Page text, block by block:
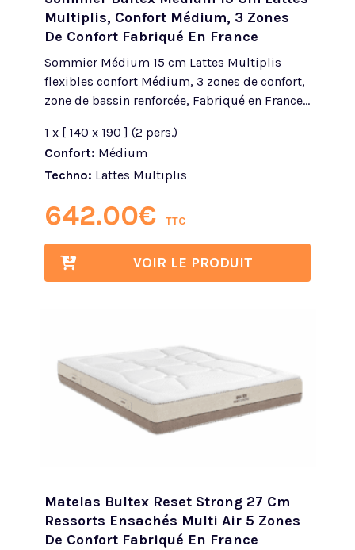
Multiplis, Confort Médium, 3 Zones
De Confort Fabriqué En France
Sommier Médium 15 cm Lattes Multiplis
flexibles confort Médium, 3 zones de confort,
zone de bassin renforcée, Fabriqué en France...
1 x [ 140 x 190 ] (2 pers.)
Confort: Médium
Techno: Lattes Multiplis
642.00€ TTC
VOIR LE PRODUIT
Matelas Bultex Reset Strong 27 Cm
Ressorts Ensachés Multi Air 5 Zones
De Confort Fabriqué En France